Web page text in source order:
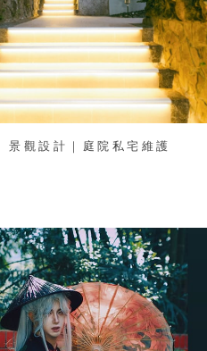
景觀設計｜庭院私宅維護